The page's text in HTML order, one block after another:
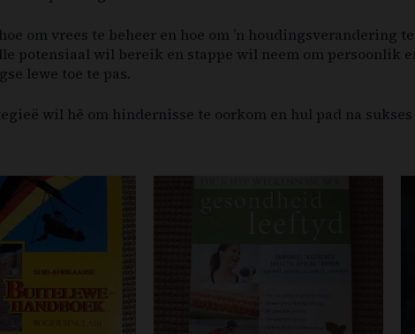
om vrees te beheer en hoe om ’n houdingsverandering
potensiaal wil bereik en stappe wil neem om persoonlik
lewe toe te pas.
wil hê om hindernisse te oorkom en hul pad na